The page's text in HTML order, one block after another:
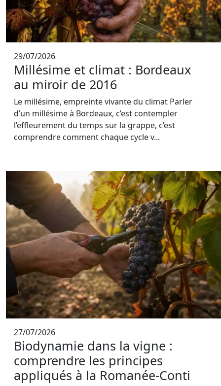
29/07/2026
Millésime et climat : Bordeaux
au miroir de 2016
Le millésime, empreinte vivante du climat Parler
d’un millésime à Bordeaux, c’est contempler
l’effleurement du temps sur la grappe, c’est
comprendre comment chaque cycle v...
27/07/2026
Biodynamie dans la vigne :
comprendre les principes
appliqués à la Romanée-Conti